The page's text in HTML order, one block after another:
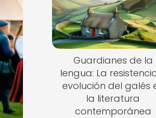
Guardianes de la
lengua: La
evolución del galés
la literatura
contemporánea